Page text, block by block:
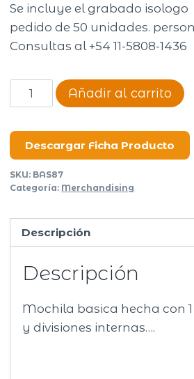
Se incluye el grabado
pedido de 50 unidades.
Consultas al +54 11-5808-1436
Mochila
Eco
Añadir al carrito
Descargar Ficha Producto
SKU: BAS87
Categoría: Merchandising
Descripción
Descripción
Mochila basica hecha con
y divisiones internas….